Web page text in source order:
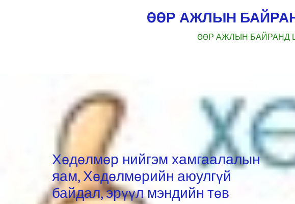
ӨӨР АЖЛЫН
ӨӨР АЖЛЫН БАЙРАНД
Хөдөлмөр нийгэм хамгаалалын
яам, Хөдөлмөрийн аюулгүй
байдал, эрүүл мэндийн төв